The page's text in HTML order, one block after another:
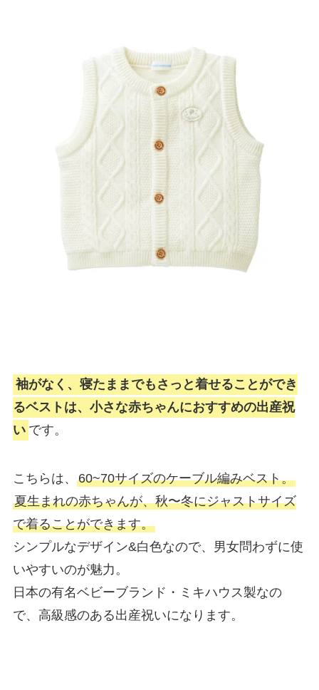
袖がなく、寝たままでもさっと着せることができ
るベストは、小さな赤ちゃんにおすすめの出産祝
い です。
こちらは、 60~70サイズのケーブル編みベスト。
夏生まれの赤ちゃんが、秋〜冬にジャストサイズ
で着ることができます。
シンプルなデザイン&白色なので、男女問わずに使
いやすいのが魅力。
日本の有名ベビーブランド・ミキハウス製なの
で、高級感のある出産祝いになります。